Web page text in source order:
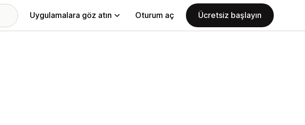
Uygulamalara göz atın Oturum aç Ücretsiz başlayın